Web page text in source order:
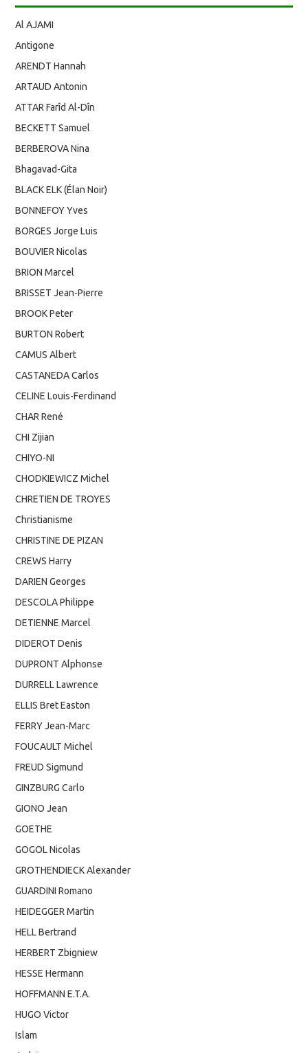
Al AJAMI
Antigone
ARENDT Hannah
ARTAUD Antonin
ATTAR Farîd Al-Dîn
BECKETT Samuel
BERBEROVA Nina
Bhagavad-Gita
BLACK ELK (Élan Noir)
BONNEFOY Yves
BORGES Jorge Luis
BOUVIER Nicolas
BRION Marcel
BRISSET Jean-Pierre
BROOK Peter
BURTON Robert
CAMUS Albert
CASTANEDA Carlos
CELINE Louis-Ferdinand
CHAR René
CHI Zijian
CHIYO-NI
CHODKIEWICZ Michel
CHRETIEN DE TROYES
Christianisme
CHRISTINE DE PIZAN
CREWS Harry
DARIEN Georges
DESCOLA Philippe
DETIENNE Marcel
DIDEROT Denis
DUPRONT Alphonse
DURRELL Lawrence
ELLIS Bret Easton
FERRY Jean-Marc
FOUCAULT Michel
FREUD Sigmund
GINZBURG Carlo
GIONO Jean
GOETHE
GOGOL Nicolas
GROTHENDIECK Alexander
GUARDINI Romano
HEIDEGGER Martin
HELL Bertrand
HERBERT Zbigniew
HESSE Hermann
HOFFMANN E.T.A.
HUGO Victor
Islam